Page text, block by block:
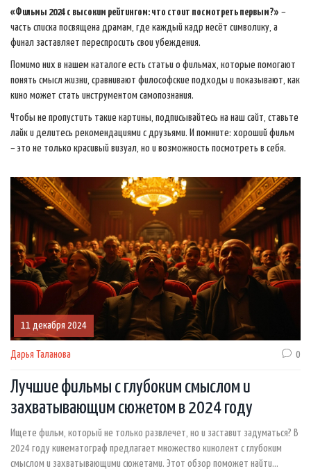
«Фильмы 2024 с высоким рейтингом: что стоит посмотреть первым?» –
часть списка посвящена драмам, где каждый кадр несёт символику, а
финал заставляет переспросить свои убеждения.
Помимо них в нашем каталоге есть статьи о фильмах, которые помогают
понять смысл жизни, сравнивают философские подходы и показывают, как
кино может стать инструментом самопознания.
Чтобы не пропустить такие картины, подписывайтесь на наш сайт, ставьте
лайк и делитесь рекомендациями с друзьями. И помните: хороший фильм
– это не только красивый визуал, но и возможность посмотреть в себя.
11 декабря 2024
Дарья Таланова 0
Лучшие фильмы с глубоким смыслом и
захватывающим сюжетом в 2024 году
Ищете фильм, который не только развлечет, но и заставит задуматься? В
2024 году кинематограф предлагает множество кинолент с глубоким
смыслом и захватывающими сюжетами. Этот обзор поможет найти